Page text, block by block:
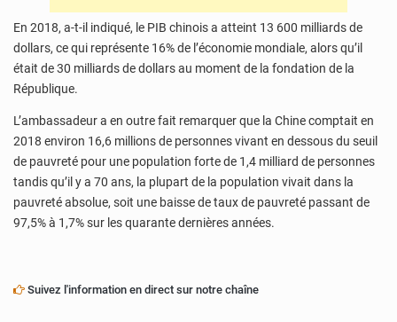
En 2018, a-t-il indiqué, le PIB chinois a atteint 13 600 milliards de
dollars, ce qui représente 16% de l’économie mondiale, alors qu’il
était de 30 milliards de dollars au moment de la fondation de la
République.
L’ambassadeur a en outre fait remarquer que la Chine comptait en
2018 environ 16,6 millions de personnes vivant en dessous du seuil
de pauvreté pour une population forte de 1,4 milliard de personnes
tandis qu’il y a 70 ans, la plupart de la population vivait dans la
pauvreté absolue, soit une baisse de taux de pauvreté passant de
97,5% à 1,7% sur les quarante dernières années.
Suivez l'information en direct sur notre chaîne